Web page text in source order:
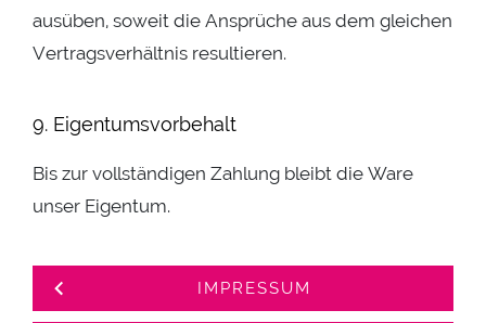
ausüben, soweit die Ansprüche aus dem gleichen
Vertragsverhältnis resultieren.
9. Eigentumsvorbehalt
Bis zur vollständigen Zahlung bleibt die Ware
unser Eigentum.
IMPRESSUM